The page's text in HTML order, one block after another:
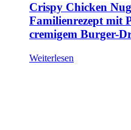
Crispy Chicken
Familienrezept mit
cremigem Burger-
Weiterlesen